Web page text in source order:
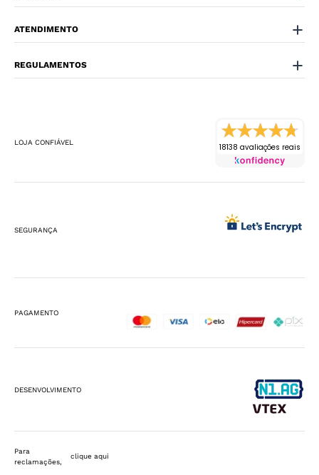
ATENDIMENTO
REGULAMENTOS
LOJA CONFIÁVEL 18138 avaliações reais
SEGURANÇA
PAGAMENTO
DESENVOLVIMENTO
Para
reclamações,
clique aqui